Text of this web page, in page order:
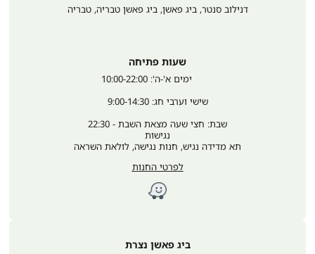
דנילוב סנטר, ביג פאשן, ביג פאשן טבריה, טבריה
שעות פתיחה
שישי וערבי חג: 9:00-14:30
שבת: חצי שעה מצאת השבת - 22:30
נגישות
תא מדידה נגיש, חנות נגישה, לולאת השראה
לפרטי החנות
ביג פאשן נצרת